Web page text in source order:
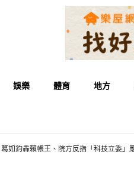
娛樂 體育 地方
如鈞轟賴帳王、院方反指「科技立委」